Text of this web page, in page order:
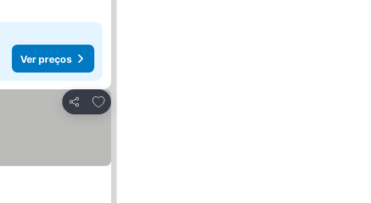
Ver preços
Partilhar
Adicionar aos favoritos